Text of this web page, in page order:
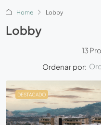
Home Lobby
Lobby
13
Ordenar por:
DESTACADO